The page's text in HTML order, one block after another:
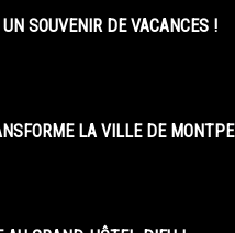
SOUVENIR DE VACANCES !
LA VILLE DE